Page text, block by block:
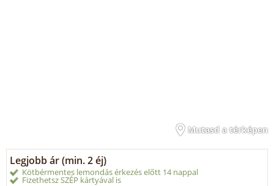
Mutasd a térképen
Legjobb ár (min. 2 éj)
Kötbérmentes lemondás érkezés előtt 14 nappal
Fizethetsz SZÉP kártyával is